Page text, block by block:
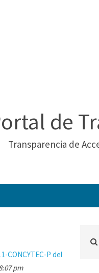
de
Transparencia de
CONCYTEC-P del
pm